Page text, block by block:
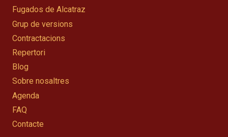
Fugados de Alcatraz
Grup de versions
Contractacions
Repertori
Blog
Sobre nosaltres
Agenda
FAQ
Contacte